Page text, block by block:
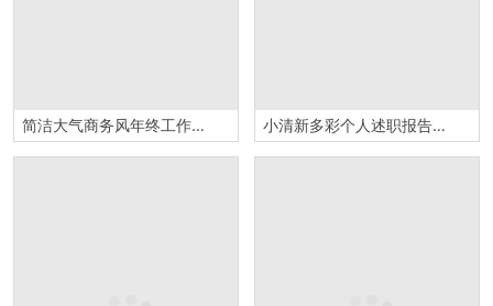
简洁大气商务风年终工作汇报PPT模板 小清新多彩个人述职报告大气PPT模板